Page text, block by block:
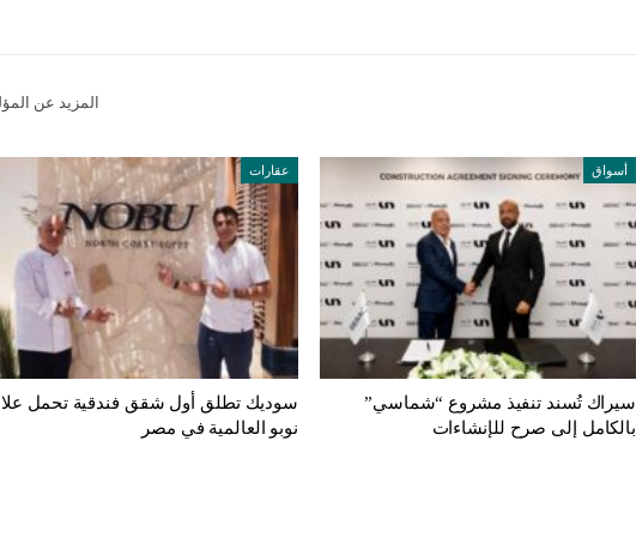
المزيد عن
أسواق
سيراك تُسند تنفيذ مشروع “شماسي”
بالكامل إلى صرح للإنشاءات
عقارات
سوديك تطلق أول شقق فندقية تحمل
نوبو العالمية في مصر